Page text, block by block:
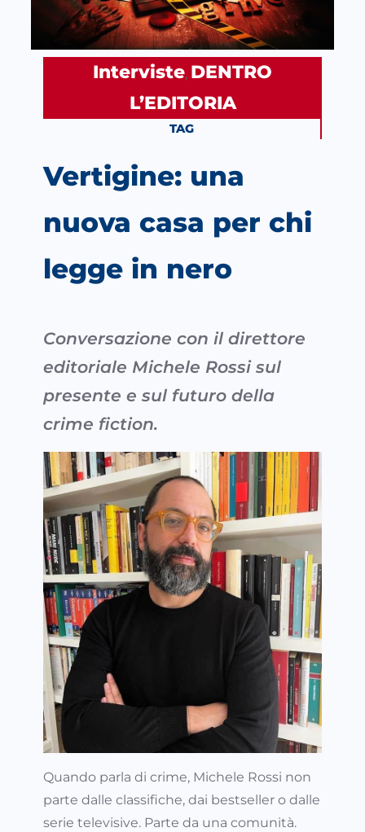
Interviste, DENTRO
L’EDITORIA
TAG
Vertigine: una
nuova casa per chi
legge in nero
Conversazione con il direttore
editoriale Michele Rossi sul
presente e sul futuro della
crime fiction.
Quando parla di crime, Michele Rossi non
parte dalle classifiche, dai bestseller o dalle
serie televisive. Parte da una comunità.